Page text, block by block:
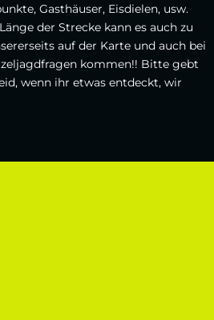
Gasthäuser, Eisdielen, usw.
der Strecke kann es auch zu
auf der Karte und auch bei
kommen!! Bitte gebt
wenn ihr etwas entdeckt, wir